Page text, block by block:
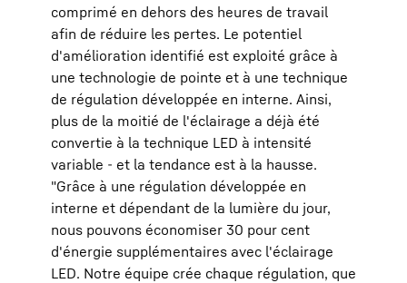
comprimé en dehors des heures de travail
afin de réduire les pertes. Le potentiel
d'amélioration identifié est exploité grâce à
une technologie de pointe et à une technique
de régulation développée en interne. Ainsi,
plus de la moitié de l'éclairage a déjà été
convertie à la technique LED à intensité
variable - et la tendance est à la hausse.
"Grâce à une régulation développée en
interne et dépendant de la lumière du jour,
nous pouvons économiser 30 pour cent
d'énergie supplémentaires avec l'éclairage
LED. Notre équipe crée chaque régulation, que